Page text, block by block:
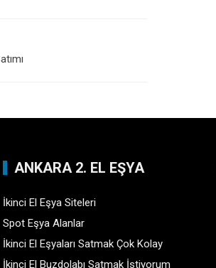
ANKARA 2. EL EŞYA
İkinci El Eşya Siteleri
Spot Eşya Alanlar
İkinci El Eşyaları Satmak Çok Kolay
İkinci El Buzdolabı Satmak İstiyorum